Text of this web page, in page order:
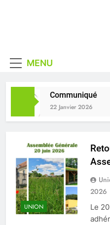
MENU
Communiqué
22 Janvier 2026
UNION
2026
Le